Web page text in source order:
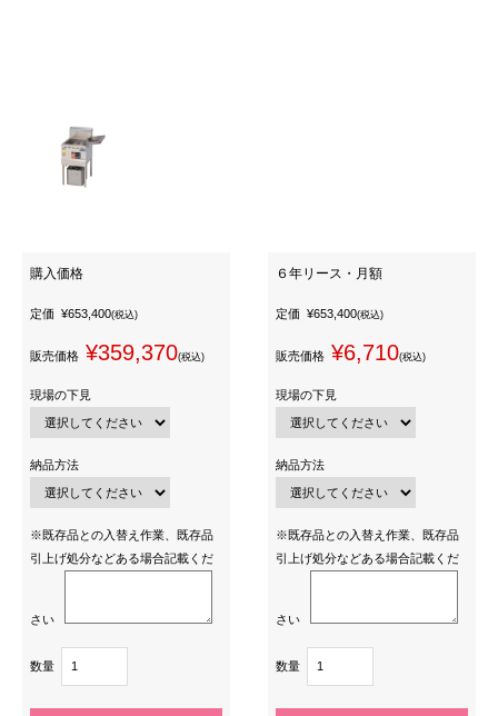
購入価格
定価 ¥653,400(税込)
販売価格 ¥359,370(税込)
現場の下見
納品方法
※既存品との入替え作業、既存品
引上げ処分などある場合記載くだ
さい
数量
６年リース・月額
定価 ¥653,400(税込)
販売価格 ¥6,710(税込)
現場の下見
納品方法
※既存品との入替え作業、既存品
引上げ処分などある場合記載くだ
さい
数量